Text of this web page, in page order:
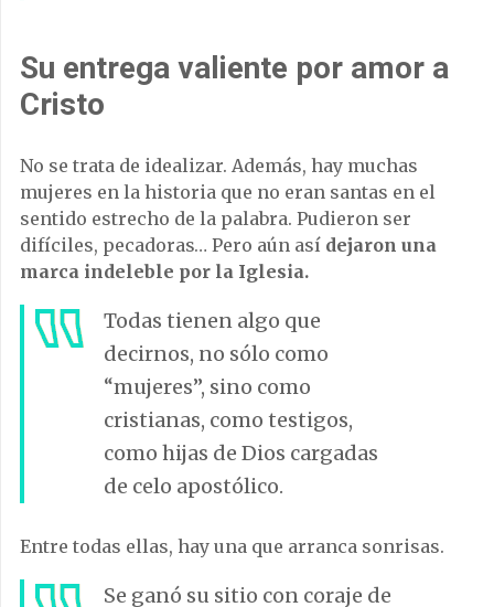
Su entrega valiente por amor a
Cristo
No se trata de idealizar. Además, hay muchas
mujeres en la historia que no eran santas en el
sentido estrecho de la palabra. Pudieron ser
difíciles, pecadoras… Pero aún así dejaron una
marca indeleble por la Iglesia.
Todas tienen algo que
decirnos, no sólo como
“mujeres”, sino como
cristianas, como testigos,
como hijas de Dios cargadas
de celo apostólico.
Entre todas ellas, hay una que arranca sonrisas.
Se ganó su sitio con coraje de